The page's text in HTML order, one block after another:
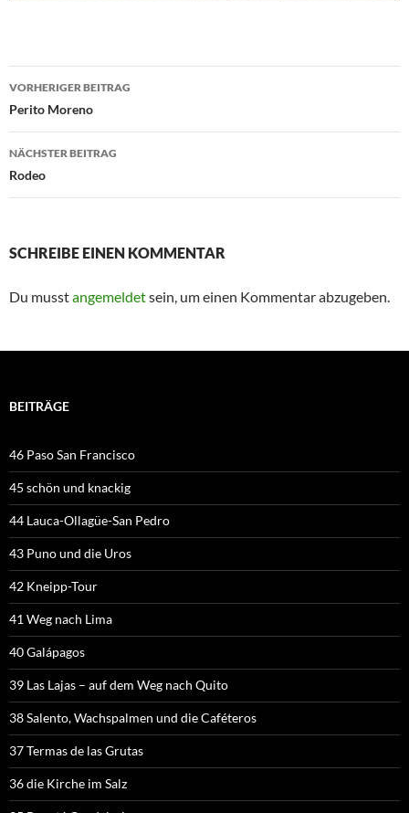
Beitragsnavigation
VORHERIGER BEITRAG
Perito Moreno
NÄCHSTER BEITRAG
Rodeo
SCHREIBE EINEN KOMMENTAR
Du musstangemeldetsein, um einen Kommentar abzugeben.
BEITRÄGE
46 Paso San Francisco
45 schön und knackig
44 Lauca-Ollagüe-San Pedro
43 Puno und die Uros
42 Kneipp-Tour
41 Weg nach Lima
40 Galápagos
39 Las Lajas – auf dem Weg nach Quito
38 Salento, Wachspalmen und die Caféteros
37 Termas de las Grutas
36 die Kirche im Salz